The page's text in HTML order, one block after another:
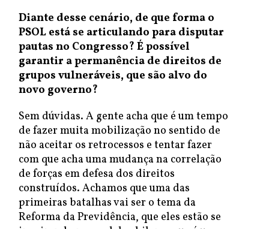
Diante desse cenário, de que forma o
PSOL está se articulando para disputar
pautas no Congresso? É possível
garantir a permanência de direitos de
grupos vulneráveis, que são alvo do
novo governo?
Sem dúvidas. A gente acha que é um tempo
de fazer muita mobilização no sentido de
não aceitar os retrocessos e tentar fazer
com que acha uma mudança na correlação
de forças em defesa dos direitos
construídos. Achamos que uma das
primeiras batalhas vai ser o tema da
Reforma da Previdência, que eles estão se